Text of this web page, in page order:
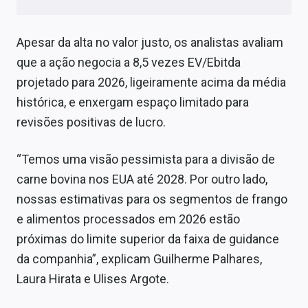
Apesar da alta no valor justo, os analistas avaliam
que a ação negocia a 8,5 vezes EV/Ebitda
projetado para 2026, ligeiramente acima da média
histórica, e enxergam espaço limitado para
revisões positivas de lucro.
“Temos uma visão pessimista para a divisão de
carne bovina nos EUA até 2028. Por outro lado,
nossas estimativas para os segmentos de frango
e alimentos processados em 2026 estão
próximas do limite superior da faixa de guidance
da companhia”, explicam Guilherme Palhares,
Laura Hirata e Ulises Argote.